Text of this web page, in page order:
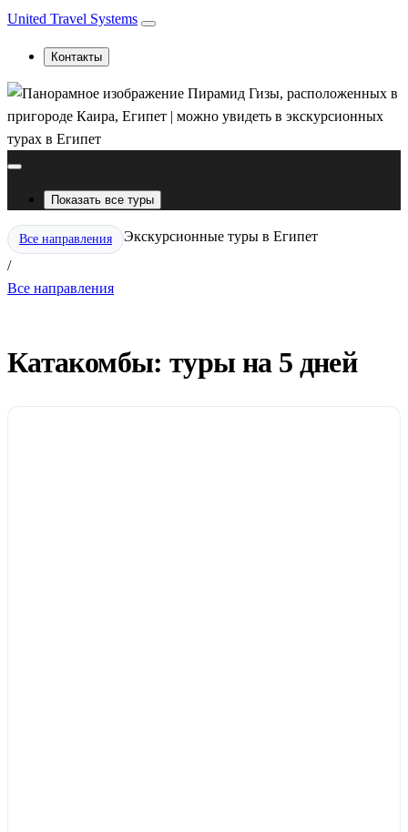
United Travel Systems
Контакты
Показать все туры
Все направления
/
Экскурсионные туры в Египет
Все направления
Катакомбы: туры на 5 дней